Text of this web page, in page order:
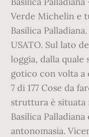
Verde Michelin e
Basilica
USATO. Sul lato
loggia, dalla quale
gotico con volta a
7 di 177 Cose da
struttura è situata
Basilica
antonomasia.